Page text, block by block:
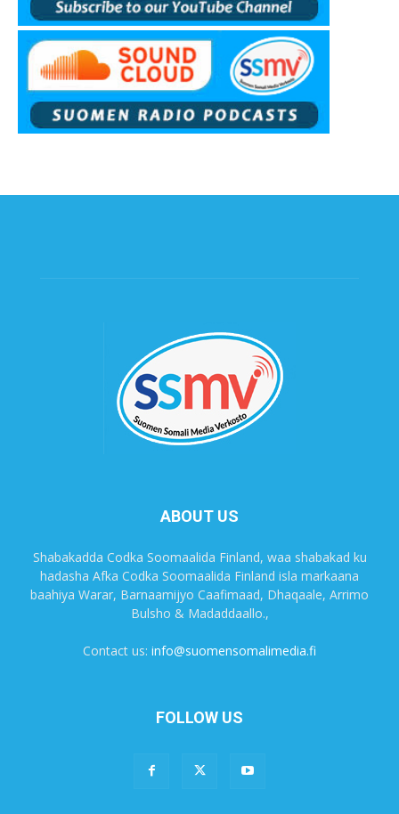
ABOUT US
Shabakadda Codka Soomaalida Finland, waa shabakad ku
hadasha Afka Codka Soomaalida Finland isla markaana
baahiya Warar, Barnaamijyo Caafimaad, Dhaqaale, Arrimo
Bulsho & Madaddaallo.,
Contact us: info@suomensomalimedia.fi
FOLLOW US